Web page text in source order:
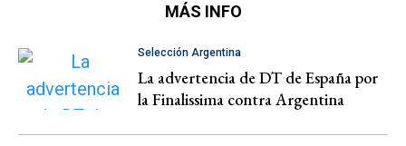
MÁS INFO
Selección Argentina
La advertencia de DT de España por
la Finalissima contra Argentina